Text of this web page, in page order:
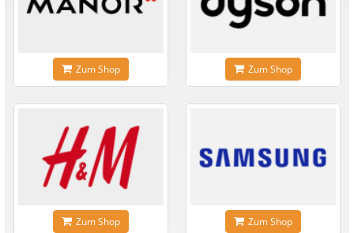
Zum Shop Zum Shop
Zum Shop Zum Shop